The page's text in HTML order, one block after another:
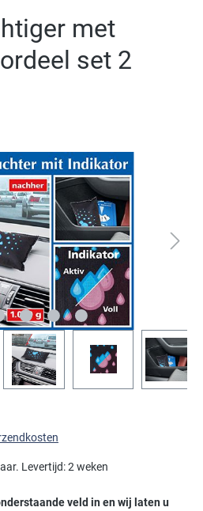
met
set 2
Levertijd: 2 weken
veld in en wij laten u